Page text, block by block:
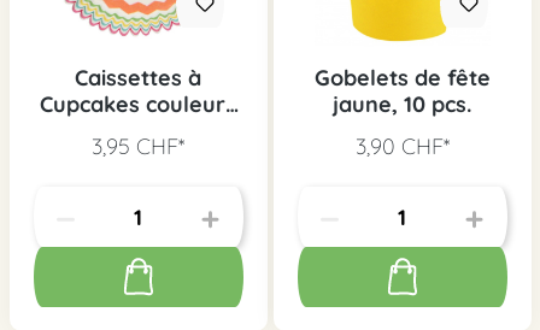
Caissettes à
Cupcakes couleurs
3,95 CHF*
Gobelets de fête
jaune, 10 pcs.
3,90 CHF*